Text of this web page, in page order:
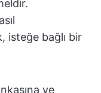
isteğe bağlı bir
ve